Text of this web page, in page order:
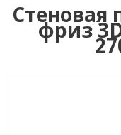
Стеновая
фриз